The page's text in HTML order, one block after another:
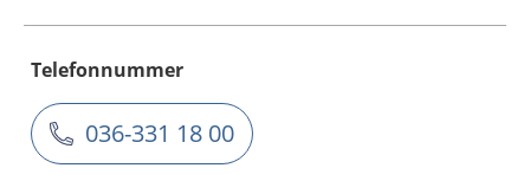
Telefonnummer
036-331 18 00